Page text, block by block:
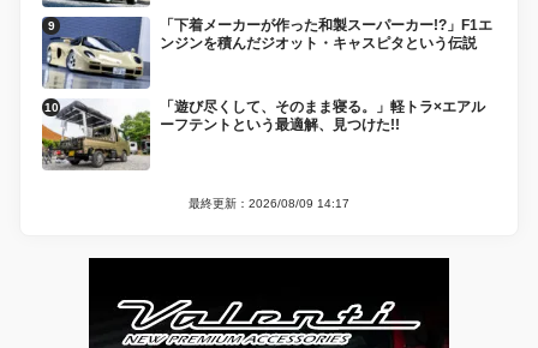
「下着メーカーが作った和製スーパーカー!?」F1エ
ンジンを積んだジオット・キャスピタという伝説
「遊び尽くして、そのまま寝る。」軽トラ×エアル
ーフテントという最適解、見つけた!!
最終更新：2026/08/09 14:17